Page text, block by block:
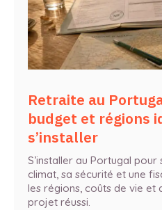
Retraite au
budget et régions
s’installer
S’installer au Portugal
climat, sa sécurité et une
les régions, coûts de vie et
projet réussi.